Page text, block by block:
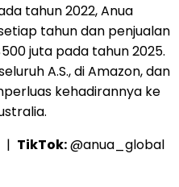
tahun 2022, Anua
tahun dan penjualan
juta pada tahun 2025.
A.S., di Amazon, dan
kehadirannya ke
| TikTok:@anua_global